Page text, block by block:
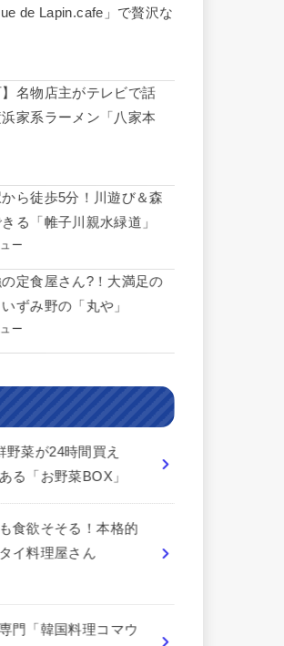
de Lapin.cafe」で贅沢な
】名物店主がテレビで話
家系ラーメン「八家本
ら徒歩5分！川遊び＆森
る「帷子川親水緑道」
ー
定食屋さん?！大満足の
ずみ野の「丸や」
ー
野菜が24時間買え
る「お野菜BOX」
食欲そそる！本格的
イ料理屋さん
門「韓国料理コマウ